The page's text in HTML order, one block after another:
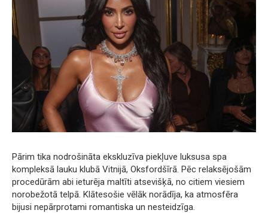
Pārim tika nodrošināta ekskluzīva piekļuve luksusa spa
kompleksā lauku klubā Vitnijā, Oksfordšīrā. Pēc relaksējošām
procedūrām abi ieturēja maltīti atsevišķā, no citiem viesiem
norobežotā telpā. Klātesošie vēlāk norādīja, ka atmosfēra
bijusi nepārprotami romantiska un nesteidzīga.